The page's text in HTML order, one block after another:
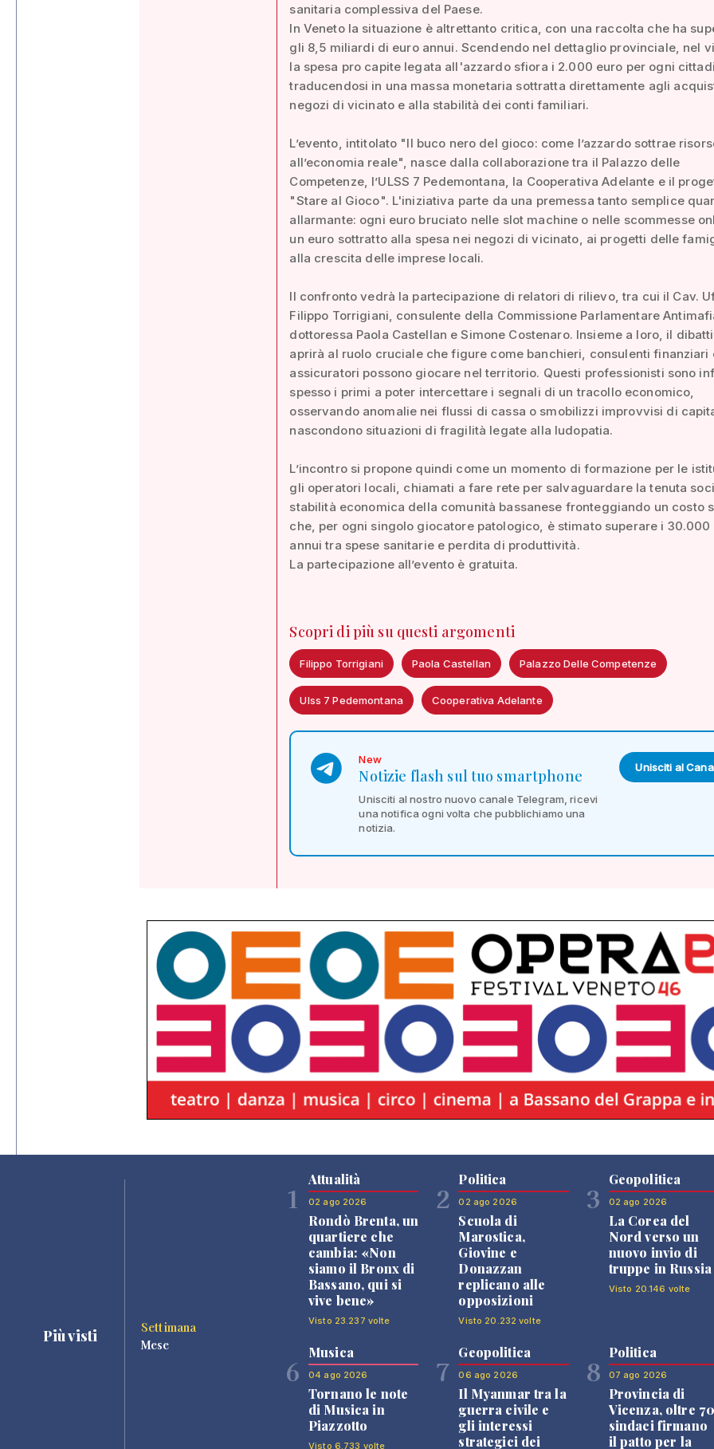
sanitaria complessiva del Paese.
In Veneto la situazione è altrettanto critica, con una raccolta che ha
gli 8,5 miliardi di euro annui. Scendendo nel dettaglio provinciale, nel
la spesa pro capite legata all'azzardo sfiora i 2.000 euro per ogni
traducendosi in una massa monetaria sottratta direttamente agli
negozi di vicinato e alla stabilità dei conti familiari.
L’evento, intitolato "Il buco nero del gioco: come l’azzardo sottrae
all’economia reale", nasce dalla collaborazione tra il Palazzo delle
Competenze, l’ULSS 7 Pedemontana, la Cooperativa Adelante e il
"Stare al Gioco". L'iniziativa parte da una premessa tanto semplice
allarmante: ogni euro bruciato nelle slot machine o nelle scommesse
un euro sottratto alla spesa nei negozi di vicinato, ai progetti delle
alla crescita delle imprese locali.
Il confronto vedrà la partecipazione di relatori di rilievo, tra cui il Cav.
Filippo Torrigiani, consulente della Commissione Parlamentare
dottoressa Paola Castellan e Simone Costenaro. Insieme a loro, il
aprirà al ruolo cruciale che figure come banchieri, consulenti finanziari
assicuratori possono giocare nel territorio. Questi professionisti sono
spesso i primi a poter intercettare i segnali di un tracollo economico,
osservando anomalie nei flussi di cassa o smobilizzi improvvisi di
nascondono situazioni di fragilità legate alla ludopatia.
L’incontro si propone quindi come un momento di formazione per le
gli operatori locali, chiamati a fare rete per salvaguardare la tenuta
stabilità economica della comunità bassanese fronteggiando un costo
che, per ogni singolo giocatore patologico, è stimato superare i 30.000
annui tra spese sanitarie e perdita di produttività.
La partecipazione all’evento è gratuita.
Scopri di più su questi argomenti
Filippo Torrigiani Paola Castellan Palazzo Delle Competenze
Ulss 7 Pedemontana Cooperativa Adelante
New
Notizie flash sul tuo smartphone
Unisciti al nostro nuovo canale Telegram, ricevi
una notifica ogni volta che pubblichiamo una
notizia.
Unisciti al
Più visti
Settimana
Mese
1
Attualità
02 ago 2026
Rondò Brenta, un
quartiere che
cambia: «Non
siamo il Bronx di
Bassano, qui si
vive bene»
Visto 23.237 volte
2
Politica
02 ago 2026
Scuola di
Marostica,
Giovine e
Donazzan
replicano alle
opposizioni
Visto 20.232 volte
3
Geopolitica
02 ago 2026
La Corea del
Nord verso un
nuovo invio di
truppe in Russia
Visto 20.146 volte
6
Musica
04 ago 2026
Tornano le note
di Musica in
Piazzotto
Visto 6.733 volte
7
Geopolitica
06 ago 2026
Il Myanmar tra la
guerra civile e
gli interessi
strategici dei
8
Politica
07 ago 2026
Provincia di
Vicenza, oltre
sindaci firmano
il patto per la